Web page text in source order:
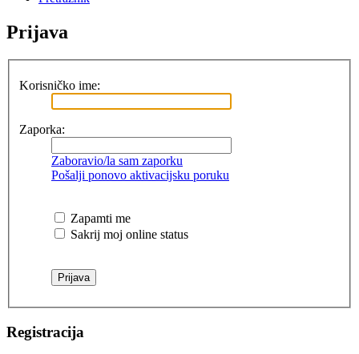
Prijava
Korisničko ime:
Zaporka:
Zaboravio/la sam zaporku
Pošalji ponovo aktivacijsku poruku
Zapamti me
Sakrij moj online status
Registracija